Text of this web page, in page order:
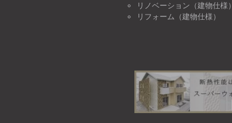
リノベーション（建物仕様）
リフォーム（建物仕様）